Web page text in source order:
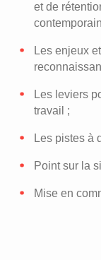
et de
Les enjeux
Les leviers
travail ;
Les pistes à
Point sur la
Mise en